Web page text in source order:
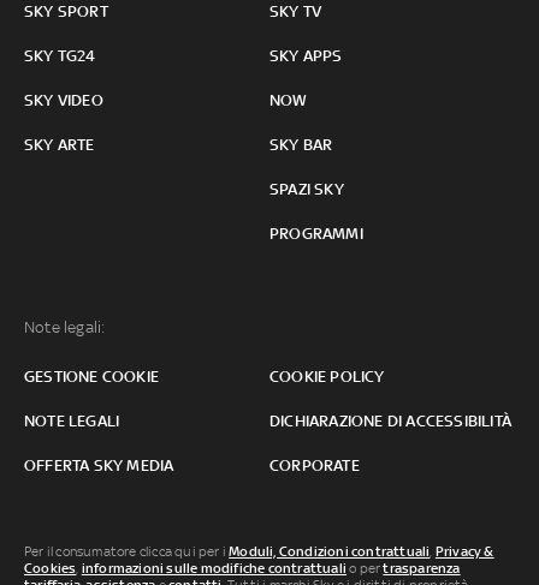
SKY SPORT
SKY TG24
SKY VIDEO
SKY ARTE
SKY TV
SKY APPS
NOW
SKY BAR
SPAZI SKY
PROGRAMMI
Note legali:
GESTIONE COOKIE COOKIE POLICY
NOTE LEGALI DICHIARAZIONE DI ACCESSIBILITÀ
OFFERTA SKY MEDIA CORPORATE
Per il consumatore clicca qui per iModuli, Condizioni contrattuali Privacy &
Cookies informazioni sulle modifiche contrattuali o pertrasparenza